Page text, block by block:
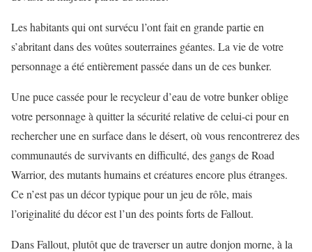
Les habitants qui ont survécu l’ont fait en grande partie en
s’abritant dans des voûtes souterraines géantes. La vie de votre
personnage a été entièrement passée dans un de ces bunker.
Une puce cassée pour le recycleur d’eau de votre bunker oblige
votre personnage à quitter la sécurité relative de celui-ci pour en
rechercher une en surface dans le désert, où vous rencontrerez des
communautés de survivants en difficulté, des gangs de Road
Warrior, des mutants humains et créatures encore plus étranges.
Ce n’est pas un décor typique pour un jeu de rôle, mais
l’originalité du décor est l’un des points forts de Fallout.
Dans Fallout, plutôt que de traverser un autre donjon morne, à la